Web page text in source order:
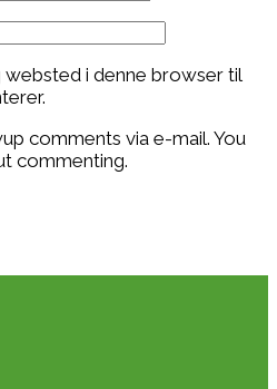
websted i denne browser til
comments via e-mail. You
commenting.